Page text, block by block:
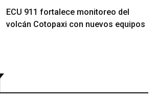
ECU 911 fortalece monitoreo del
volcán Cotopaxi con nuevos equipos